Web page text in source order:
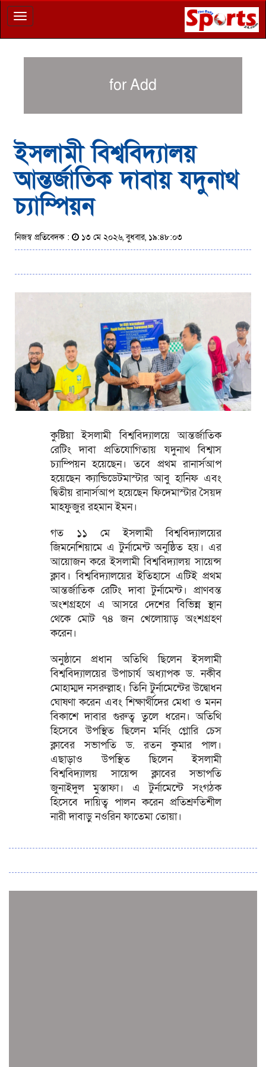
Toggle
navigation
for Add
ইসলামী বিশ্ববিদ্যালয়
আন্তর্জাতিক দাবায় যদুনাথ
চ্যাম্পিয়ন
নিজস্ব প্রতিবেদক : ১৩ মে ২০২৬, বুধবার, ১৯:৪৮:০৩
কুষ্টিয়া ইসলামী বিশ্ববিদ্যালয়ে আন্তর্জাতিক
রেটিং দাবা প্রতিযোগিতায় যদুনাথ বিশ্বাস
চ্যাম্পিয়ন হয়েছেন। তবে প্রথম রানার্সআপ
হয়েছেন ক্যান্ডিডেটমাস্টার আবু হানিফ এবং
দ্বিতীয় রানার্সআপ হয়েছেন ফিদেমাস্টার সৈয়দ
মাহফুজুর রহমান ইমন।
গত ১১ মে ইসলামী বিশ্ববিদ্যালয়ের
জিমনেশিয়ামে এ টুর্নামেন্ট অনুষ্ঠিত হয়। এর
আয়োজন করে ইসলামী বিশ্ববিদ্যালয় সায়েন্স
ক্লাব। বিশ্ববিদ্যালয়ের ইতিহাসে এটিই প্রথম
আন্তর্জাতিক রেটিং দাবা টুর্নামেন্ট। প্রাণবন্ত
অংশগ্রহণে এ আসরে দেশের বিভিন্ন স্থান
থেকে মোট ৭৪ জন খেলোয়াড় অংশগ্রহণ
করেন।
অনুষ্ঠানে প্রধান অতিথি ছিলেন ইসলামী
বিশ্ববিদ্যালয়ের উপাচার্য অধ্যাপক ড. নকীব
মোহাম্মদ নসরুল্লাহ। তিনি টুর্নামেন্টের উদ্বোধন
ঘোষণা করেন এবং শিক্ষার্থীদের মেধা ও মনন
বিকাশে দাবার গুরুত্ব তুলে ধরেন। অতিথি
হিসেবে উপস্থিত ছিলেন মর্নিং গ্লোরি চেস
ক্লাবের সভাপতি ড. রতন কুমার পাল।
এছাড়াও উপস্থিত ছিলেন ইসলামী
বিশ্ববিদ্যালয় সায়েন্স ক্লাবের সভাপতি
জুনাইদুল মুস্তাফা। এ টুর্নামেন্টে সংগঠক
হিসেবে দায়িত্ব পালন করেন প্রতিশ্রুতিশীল
নারী দাবাড়ু নওরিন ফাতেমা তোয়া।